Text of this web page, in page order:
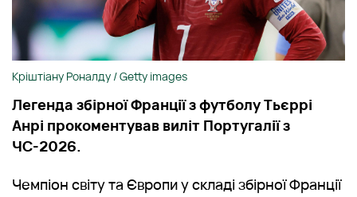
Кріштіану Роналду / Getty images
Легенда збірної Франції з футболу Тьєррі
Анрі прокоментував виліт Португалії з
ЧС-2026.
Чемпіон світу та Європи у складі збірної Франції